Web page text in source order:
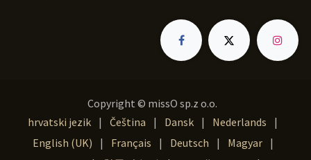
Copyright © missO sp.z o.o.
hrvatski jezik | Čeština | Dansk | Nederlands
|
English (UK)
| Français | Deutsch | Magyar
|